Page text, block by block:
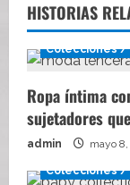
HISTORIAS
Colecciones /
Ropa íntima
sujetadores
admin mayo
Colecciones /